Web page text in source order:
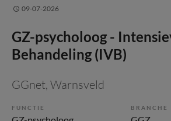
09-07-2026
GZ-psycholoog -
Behandeling (IVB)
GGnet, Warnsveld
FUNCTIE BRANCHE